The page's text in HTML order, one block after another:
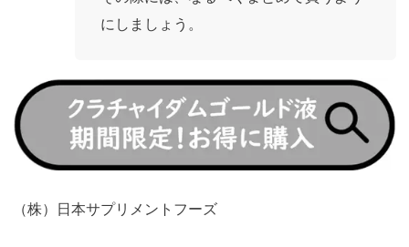
にしましょう。
https://t.afi-
b.com/visit.php?
guid=ON&a=98661e-
3292997k&p=p757084N
（株）日本サプリメントフーズ